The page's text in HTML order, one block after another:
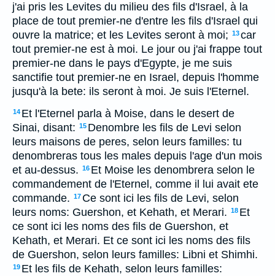
j'ai pris les Levites du milieu des fils d'Israel, à la
place de tout premier-ne d'entre les fils d'Israel qui
ouvre la matrice; et les Levites seront à moi; 13car
tout premier-ne est à moi. Le jour ou j'ai frappe tout
premier-ne dans le pays d'Egypte, je me suis
sanctifie tout premier-ne en Israel, depuis l'homme
jusqu'à la bete: ils seront à moi. Je suis l'Eternel.
14 Et l'Eternel parla à Moise, dans le desert de
Sinai, disant: 15 Denombre les fils de Levi selon
leurs maisons de peres, selon leurs familles: tu
denombreras tous les males depuis l'age d'un mois
et au-dessus. 16 Et Moise les denombrera selon le
commandement de l'Eternel, comme il lui avait ete
commande. 17 Ce sont ici les fils de Levi, selon
leurs noms: Guershon, et Kehath, et Merari. 18 Et
ce sont ici les noms des fils de Guershon, et
Kehath, et Merari. Et ce sont ici les noms des fils
de Guershon, selon leurs familles: Libni et Shimhi.
19 Et les fils de Kehath, selon leurs familles: